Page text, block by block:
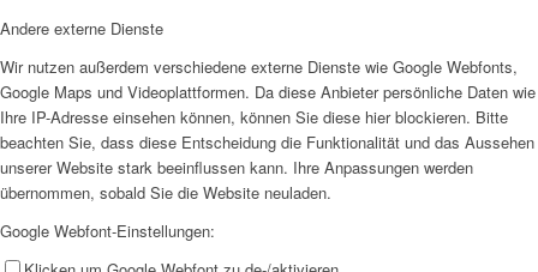
Andere externe Dienste
Wir nutzen außerdem verschiedene externe Dienste wie Google Webfonts,
Google Maps und Videoplattformen. Da diese Anbieter persönliche Daten wie
Ihre IP-Adresse einsehen können, können Sie diese hier blockieren. Bitte
beachten Sie, dass diese Entscheidung die Funktionalität und das Aussehen
unserer Website stark beeinflussen kann. Ihre Anpassungen werden
übernommen, sobald Sie die Website neuladen.
Google Webfont-Einstellungen: